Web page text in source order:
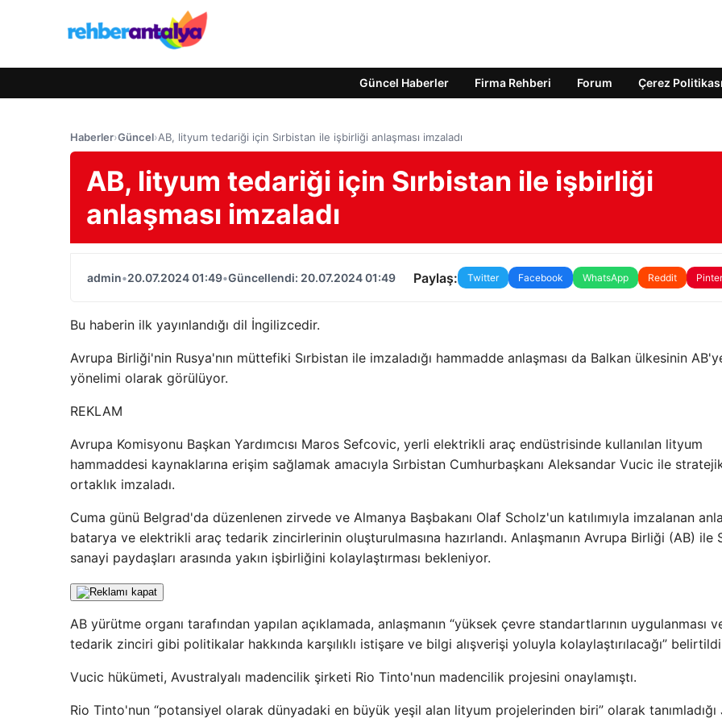
Güncel Haberler Firma Rehberi Forum Çerez Politikası
Haberler›Güncel›AB, lityum tedariği için Sırbistan ile işbirliği anlaşması imzaladı
AB, lityum tedariği için Sırbistan ile işbirliği
anlaşması imzaladı
admin•20.07.2024 01:49•Güncellendi: 20.07.2024 01:49 Paylaş: Twitter Facebook WhatsApp Reddit
Bu haberin ilk yayınlandığı dil İngilizcedir.
Avrupa Birliği'nin Rusya'nın müttefiki Sırbistan ile imzaladığı hammadde anlaşması da Balkan ülkesinin
yönelimi olarak görülüyor.
REKLAM
Avrupa Komisyonu Başkan Yardımcısı Maros Sefcovic, yerli elektrikli araç endüstrisinde kullanılan lityum
hammaddesi kaynaklarına erişim sağlamak amacıyla Sırbistan Cumhurbaşkanı Aleksandar Vucic ile
ortaklık imzaladı.
Cuma günü Belgrad'da düzenlenen zirvede ve Almanya Başbakanı Olaf Scholz'un katılımıyla imzalanan
batarya ve elektrikli araç tedarik zincirlerinin oluşturulmasına hazırlandı. Anlaşmanın Avrupa Birliği (AB) ile
sanayi paydaşları arasında yakın işbirliğini kolaylaştırması bekleniyor.
AB yürütme organı tarafından yapılan açıklamada, anlaşmanın “yüksek çevre standartlarının uygulanması
tedarik zinciri gibi politikalar hakkında karşılıklı istişare ve bilgi alışverişi yoluyla kolaylaştırılacağı”
Vucic hükümeti, Avustralyalı madencilik şirketi Rio Tinto'nun madencilik projesini onaylamıştı.
Rio Tinto'nun “potansiyel olarak dünyadaki en büyük yeşil alan lityum projelerinden biri” olarak tanımladığı